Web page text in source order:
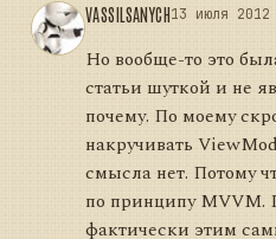
VASSILSANYCH13 июля 2012
Но вообще-то это
статьи шуткой и не
почему. По моему
накручивать
смысла нет. Потому
по принципу MVVM.
фактически этим